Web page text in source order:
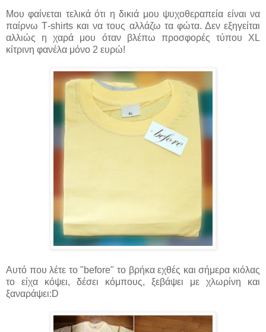
Μου φαίνεται τελικά ότι η δικιά μου ψυχοθεραπεία είναι να
παίρνω Τ-shirts και να τους αλλάζω τα φώτα. Δεν εξηγείται
αλλιώς η χαρά μου όταν βλέπω προσφορές τύπου XL
κίτρινη φανέλα μόνο 2 ευρώ!
Αυτό που λέτε το "before" το βρήκα εχθές και σήμερα κιόλας
το είχα κόψει, δέσει κόμπους, ξεβάψει με χλωρίνη και
ξαναράψει:D